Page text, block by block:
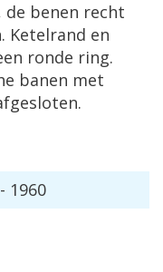
benen recht
Ketelrand en
ronde ring.
banen met
1960